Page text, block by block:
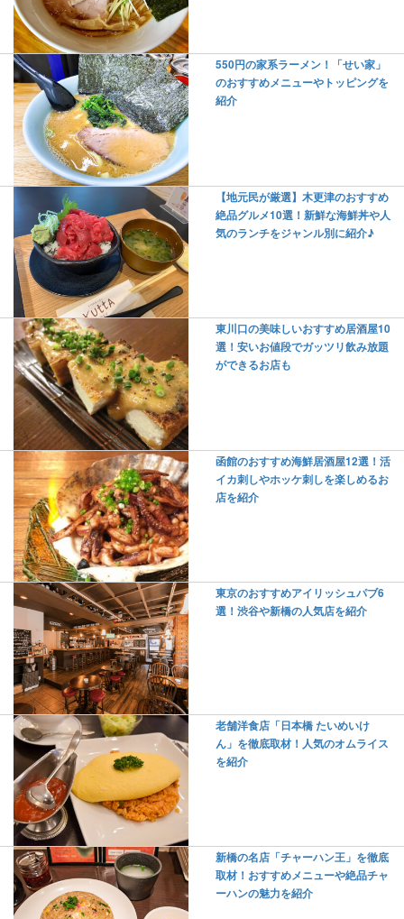
550円の家系ラーメン！「せい家」
のおすすめメニューやトッピングを
紹介
【地元民が厳選】木更津のおすすめ
絶品グルメ10選！新鮮な海鮮丼や人
気のランチをジャンル別に紹介♪
東川口の美味しいおすすめ居酒屋10
選！安いお値段でガッツリ飲み放題
ができるお店も
函館のおすすめ海鮮居酒屋12選！活
イカ刺しやホッケ刺しを楽しめるお
店を紹介
東京のおすすめアイリッシュパブ6
選！渋谷や新橋の人気店を紹介
老舗洋食店「日本橋 たいめいけ
ん」を徹底取材！人気のオムライス
を紹介
新橋の名店「チャーハン王」を徹底
取材！おすすめメニューや絶品チャ
ーハンの魅力を紹介